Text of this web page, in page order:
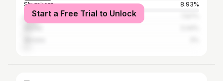
Shymkent
8.93%
Astana
Start a Free Trial to Unlock